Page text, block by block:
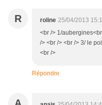
R roline 25/04/2013
<br /> 1/
/> <br /> <br /> 3/ le
<br />
Répondre